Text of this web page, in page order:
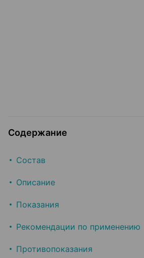
Содержание
Состав
Описание
Показания
Рекомендации по применению
Противопоказания